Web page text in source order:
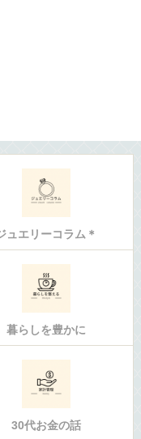
ュエリーコラム＊
暮らしを豊かに
30代お金の話